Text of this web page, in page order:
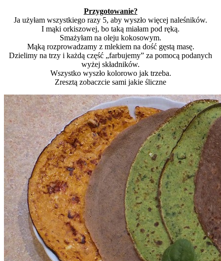
Przygotowanie?
Ja użyłam wszystkiego razy 5, aby wyszło więcej naleśników.
I mąki orkiszowej, bo taką miałam pod ręką.
Smażyłam na oleju kokosowym.
Mąką rozprowadzamy z mlekiem na dość gęstą masę.
Dzielimy na trzy i każdą część „farbujemy” za pomocą podanych
wyżej składników.
Wszystko wyszło kolorowo jak trzeba.
Zresztą zobaczcie sami jakie śliczne